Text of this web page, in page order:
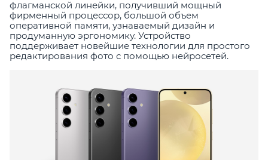
флагманской линейки, получивший мощный
фирменный процессор, большой объем
оперативной памяти, узнаваемый дизайн и
продуманную эргономику. Устройство
поддерживает новейшие технологии для простого
редактирования фото с помощью нейросетей.